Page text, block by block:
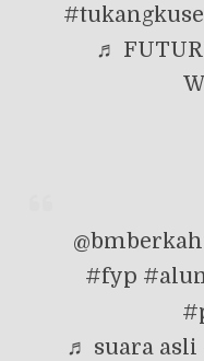
♬
#fyp
♬ suara asli